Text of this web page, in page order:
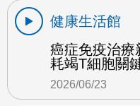
健康生活館
癌症免疫治療
耗竭T細胞關
2026/06/23